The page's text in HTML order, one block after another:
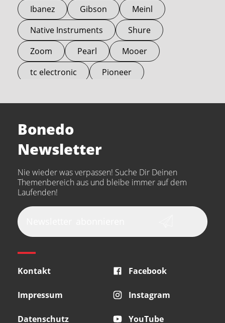
Ibanez
Gibson
Meinl
Native Instruments
Shure
Zoom
Pearl
Mooer
tc electronic
Pioneer
Arturia
the t.bone
Thomann
Walrus Audio
Epiphone
beyerdynamic
Audio-Technica
Presonus
Bonedo
Newsletter
Nie wieder was verpassen! Suche Dir Deinen
Themenbereich aus und bleibe immer auf dem
Laufenden!
Kontakt
Impressum
Datenschutz
Facebook
Instagram
YouTube